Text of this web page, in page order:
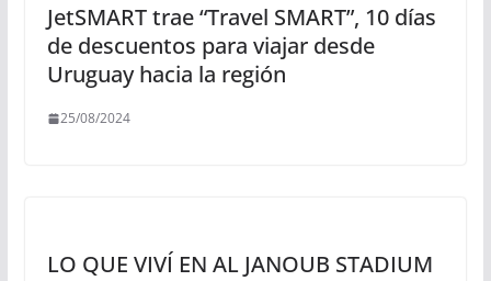
JetSMART trae “Travel SMART”, 10 días
de descuentos para viajar desde
Uruguay hacia la región
25/08/2024
LO QUE VIVÍ EN AL JANOUB STADIUM